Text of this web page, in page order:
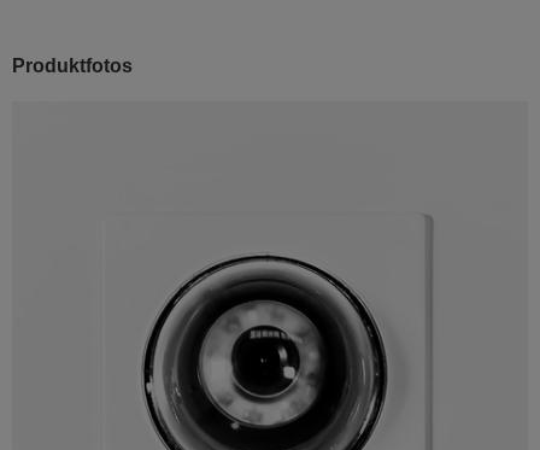
Produktfotos